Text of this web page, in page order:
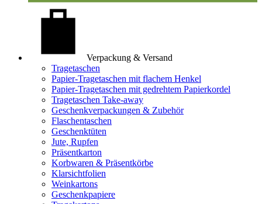
Verpackung & Versand
Tragetaschen
Papier-Tragetaschen mit flachem Henkel
Papier-Tragetaschen mit gedrehtem Papierkordel
Tragetaschen Take-away
Geschenkverpackungen & Zubehör
Flaschentaschen
Geschenktüten
Jute, Rupfen
Präsentkarton
Korbwaren & Präsentkörbe
Klarsichtfolien
Weinkartons
Geschenkpapiere